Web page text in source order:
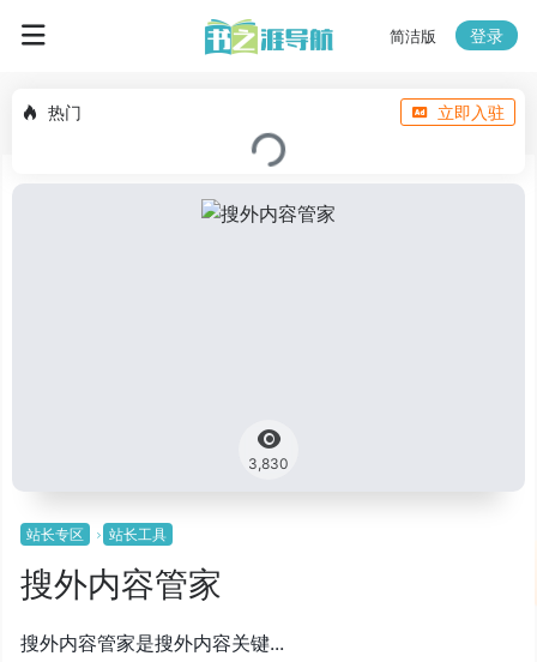
简洁版 登录
热门 立即入驻
3,830
站长专区 站长工具
搜外内容管家
搜外内容管家是搜外内容关键...